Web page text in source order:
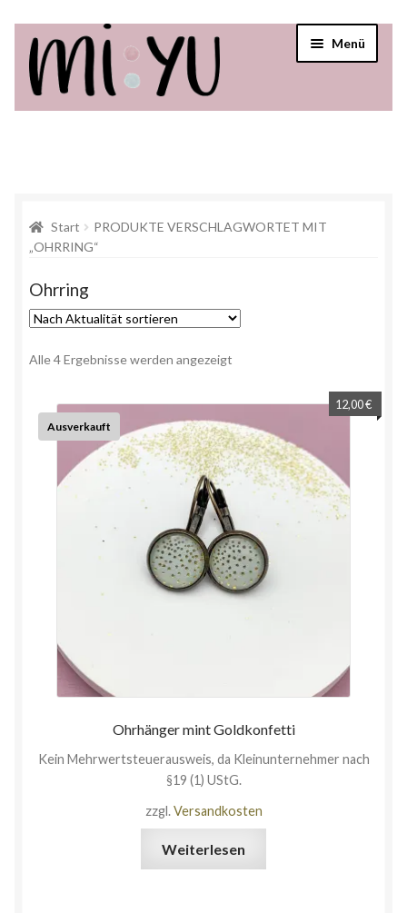
Menü
Über mi:yu
Start
PRODUKTE VERSCHLAGWORTET MIT
„OHRRING“
Ohrring
Alle 4 Ergebnisse werden angezeigt
Ausverkauft
Ohrhänger mint Goldkonfetti
12,00€
Kein Mehrwertsteuerausweis, da Kleinunternehmer nach
§19 (1) UStG.
zzgl.Versandkosten
Weiterlesen